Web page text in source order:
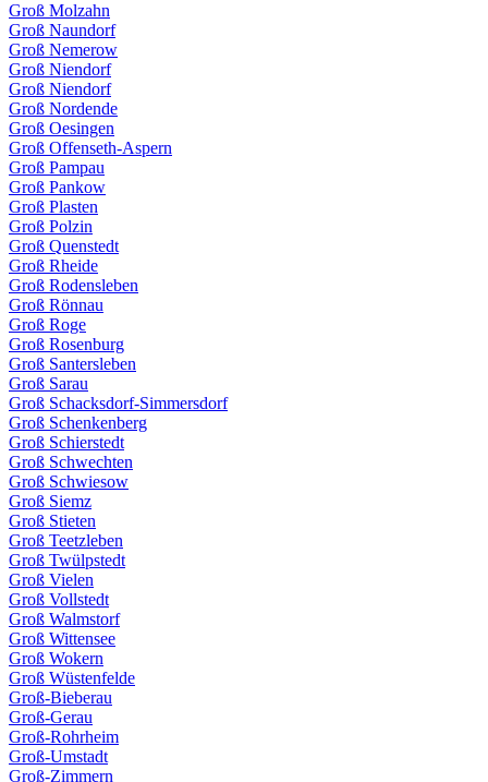
Groß Molzahn
Groß Naundorf
Groß Nemerow
Groß Niendorf
Groß Niendorf
Groß Nordende
Groß Oesingen
Groß Offenseth-Aspern
Groß Pampau
Groß Pankow
Groß Plasten
Groß Polzin
Groß Quenstedt
Groß Rheide
Groß Rodensleben
Groß Rönnau
Groß Roge
Groß Rosenburg
Groß Santersleben
Groß Sarau
Groß Schacksdorf-Simmersdorf
Groß Schenkenberg
Groß Schierstedt
Groß Schwechten
Groß Schwiesow
Groß Siemz
Groß Stieten
Groß Teetzleben
Groß Twülpstedt
Groß Vielen
Groß Vollstedt
Groß Walmstorf
Groß Wittensee
Groß Wokern
Groß Wüstenfelde
Groß-Bieberau
Groß-Gerau
Groß-Rohrheim
Groß-Umstadt
Groß-Zimmern